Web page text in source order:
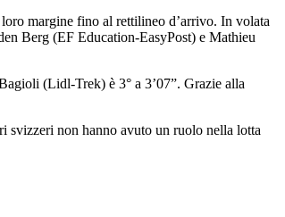
margine fino al rettilineo d’arrivo. In volata
Berg (EF Education-EasyPost) e Mathieu
(Lidl-Trek) è 3° a 3’07”. Grazie alla
svizzeri non hanno avuto un ruolo nella lotta